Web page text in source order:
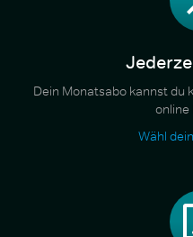
Dein Monatsabo kannst du
online
Wähl